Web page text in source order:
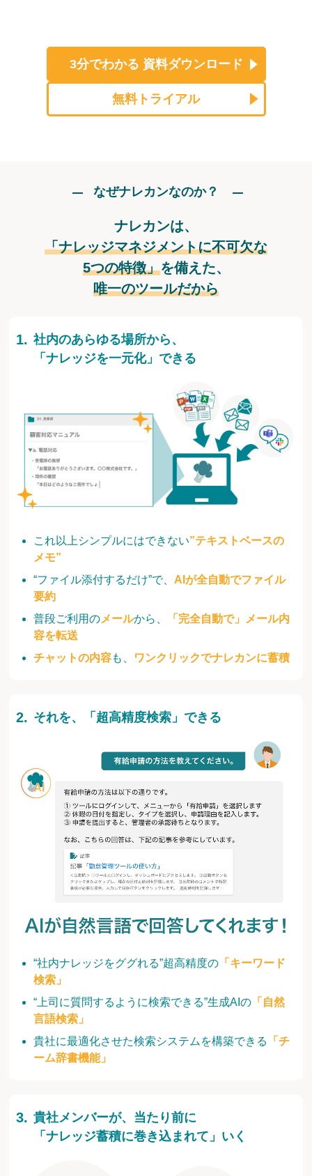
3分でわかる 資料ダウンロード
無料トライアル
なぜナレカンなのか？
ナレカンは、
「ナレッジマネジメントに不可欠な
5つの特徴」を備えた、
唯一のツールだから
これ以上シンプルにはできない”テキストベースの
メモ”
“ファイル添付するだけ”で、 AIが全自動でファイル
要約
普段ご利用のメールから、
「完全自動で」メール内
容を転送
チャットの内容も、 ワンクリックでナレカンに蓄積
社内のあらゆる場所から、
「ナレッジを一元化」できる
“社内ナレッジをググれる”超高精度の 「キーワード
検索」
“上司に質問するように検索できる”生成AIの 「自然
言語検索」
貴社に最適化させた検索システムを構築できる
「チ
ーム辞書機能」
それを、「超高精度検索」できる
貴社メンバーが、当たり前に
「ナレッジ蓄積に巻き込まれて」いく